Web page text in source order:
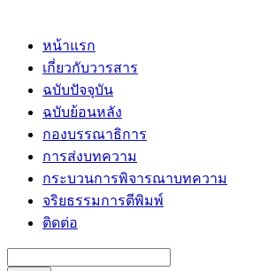
หน้าแรก
เกี่ยวกับวารสาร
ฉบับปัจจุบัน
ฉบับย้อนหลัง
กองบรรณาธิการ
การส่งบทความ
กระบวนการพิจารณาบทความ
จริยธรรมการตีพิมพ์
ติดต่อ